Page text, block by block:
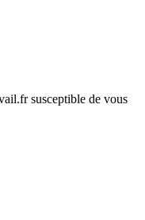
susceptible de vous